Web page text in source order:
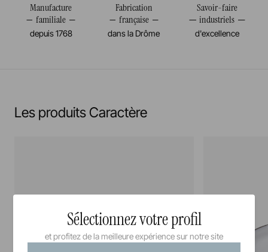
Pas de cuisson à la flamme, ni gaz, ni électrique
Manufacture
familiale
depuis 1768
Fabrication
française
dans la Drôme
Savoir-faire
industriels
d'excellence
Les produits Caractère
Sélectionnez votre profil
et profitez de la meilleure expérience sur notre site